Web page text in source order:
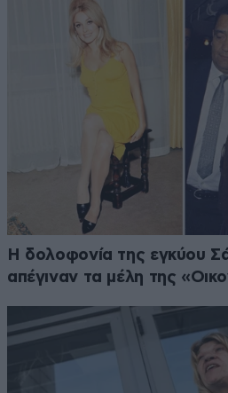
Η δολοφονία της εγκύου
απέγιναν τα μέλη της